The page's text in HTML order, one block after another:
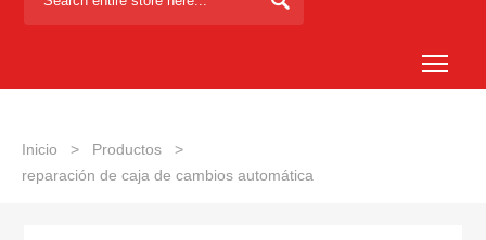
Inicio > Productos
>
reparación de caja de cambios automática